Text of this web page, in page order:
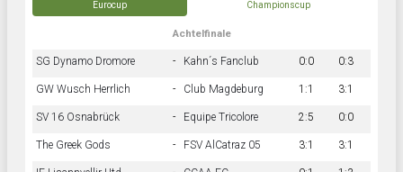
Eurocup Championscup
Achtelfinale
SG Dynamo Dromore - Kahn´s Fanclub 0:0 0:3
GW Wusch Herrlich - Club Magdeburg 1:1 3:1
SV 16 Osnabrück - Equipe Tricolore 2:5 0:0
The Greek Gods - FSV AlCatraz 05 3:1 3:1